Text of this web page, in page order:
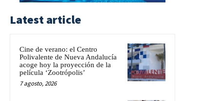
Latest article
Cine de verano: el Centro
Polivalente de Nueva Andalucía
acoge hoy la proyección de la
película ‘Zootrópolis’
7 agosto, 2026